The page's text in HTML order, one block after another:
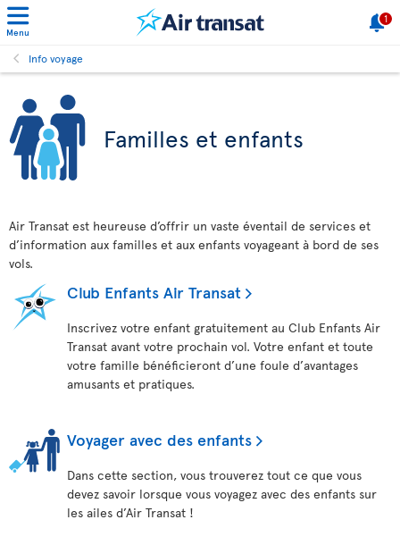
Menu
1
Info voyage
Familles et enfants
Air Transat est heureuse d’offrir un vaste éventail de services et
d’information aux familles et aux enfants voyageant à bord de ses
vols.
Club Enfants Air Transat
Inscrivez votre enfant gratuitement au Club Enfants Air
Transat avant votre prochain vol. Votre enfant et toute
votre famille bénéficieront d’une foule d’avantages
amusants et pratiques.
Voyager avec des enfants
Dans cette section, vous trouverez tout ce que vous
devez savoir lorsque vous voyagez avec des enfants sur
les ailes d’Air Transat !